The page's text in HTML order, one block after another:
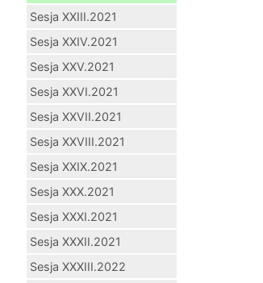
Sesja XXIII.2021
Sesja XXIV.2021
Sesja XXV.2021
Sesja XXVI.2021
Sesja XXVII.2021
Sesja XXVIII.2021
Sesja XXIX.2021
Sesja XXX.2021
Sesja XXXI.2021
Sesja XXXII.2021
Sesja XXXIII.2022